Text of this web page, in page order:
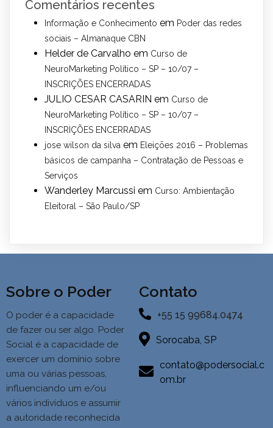
Comentários recentes
Informação e Conhecimento em Poder das redes
sociais – Almanaque CBN
Helder de Carvalho em Curso de
NeuroMarketing Político – SP – 10/07 –
INSCRIÇÕES ENCERRADAS
JULIO CESAR CASARIN em Curso de
NeuroMarketing Político – SP – 10/07 –
INSCRIÇÕES ENCERRADAS
jose wilson da silva em Eleições 2016 – Problemas
básicos de campanha – Contratação de Pessoas e
Serviços
Wanderley Marcussi em Curso: Ambientação
Eleitoral – São Paulo/SP
Sobre o Poder
O poder é a capacidade
de fazer ou ser algo. Poder
Social é a capacidade de
exercer um domínio sobre
uma ou várias pessoas,
influenciando um e/ou
vários indivíduos e assumir
a autoridade reconhecida
Contato
+55 15 99684.0474
Sorocaba, SP
contato@podersocial.c
om.br